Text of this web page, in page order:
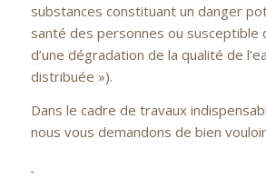
substances constituant un danger
santé des personnes ou susceptible
d’une dégradation de la qualité de
distribuée »).
Dans le cadre de travaux
nous vous demandons de bien